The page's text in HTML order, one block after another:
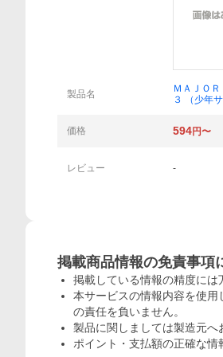
製品名
ＭＡＪＯ
３ （少年
価格
594円〜
レビュー -
掲載商品情報の免責事項
掲載している情報の精度に
本サービスの情報内容を使
の責任を負いません。
製品に関しましては製造元
ポイント・支払額の正確な